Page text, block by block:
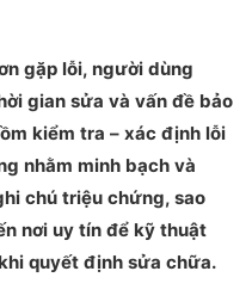
gặp lỗi, người dùng
gian sửa và vấn đề bảo
kiểm tra – xác định lỗi
nhằm minh bạch và
chú triệu chứng, sao
nơi uy tín để kỹ thuật
quyết định sửa chữa.